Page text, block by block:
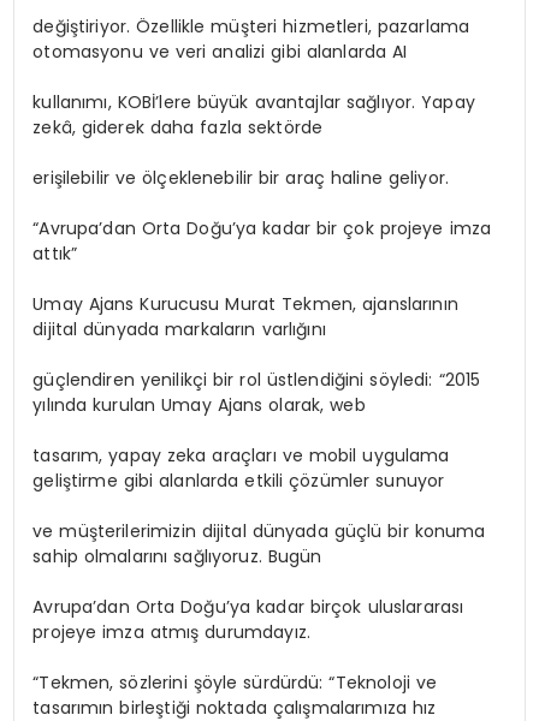
değiştiriyor. Özellikle müşteri hizmetleri, pazarlama
otomasyonu ve veri analizi gibi alanlarda AI
kullanımı, KOBİ’lere büyük avantajlar sağlıyor. Yapay
zekâ, giderek daha fazla sektörde
erişilebilir ve ölçeklenebilir bir araç haline geliyor.
“Avrupa’dan Orta Doğu’ya kadar bir çok projeye imza
attık”
Umay Ajans Kurucusu Murat Tekmen, ajanslarının
dijital dünyada markaların varlığını
güçlendiren yenilikçi bir rol üstlendiğini söyledi: “2015
yılında kurulan Umay Ajans olarak, web
tasarım, yapay zeka araçları ve mobil uygulama
geliştirme gibi alanlarda etkili çözümler sunuyor
ve müşterilerimizin dijital dünyada güçlü bir konuma
sahip olmalarını sağlıyoruz. Bugün
Avrupa’dan Orta Doğu’ya kadar birçok uluslararası
projeye imza atmış durumdayız.
“Tekmen, sözlerini şöyle sürdürdü: “Teknoloji ve
tasarımın birleştiği noktada çalışmalarımıza hız